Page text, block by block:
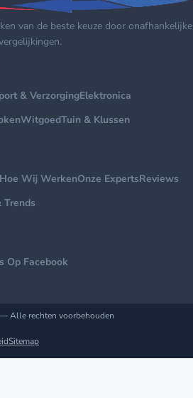
van de beste keuze door onafhankelijke
& VerzorgingElektronica
WitgoedTuin & Klussen
Hoe Wij WerkenOnze ExpertsReviews
Trends
Op Facebook
Alle rechten voorbehouden
Sitemap